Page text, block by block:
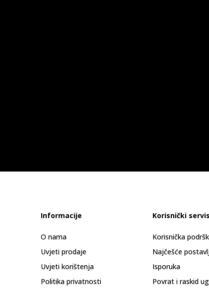
Informacije
O nama
Uvjeti prodaje
Uvjeti korištenja
Politika privatnosti
Korisnički servis
Korisnička
Najčešće
Isporuka
Povrat i raskid